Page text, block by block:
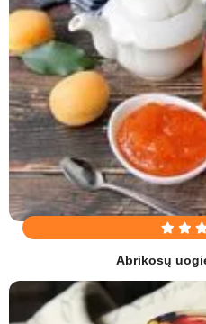
Abrikosų